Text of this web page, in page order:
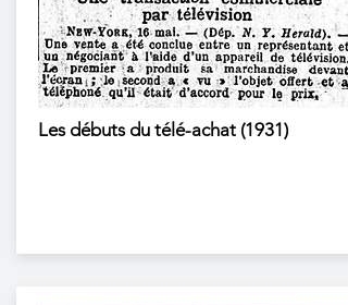
Les débuts du télé-achat (1931)